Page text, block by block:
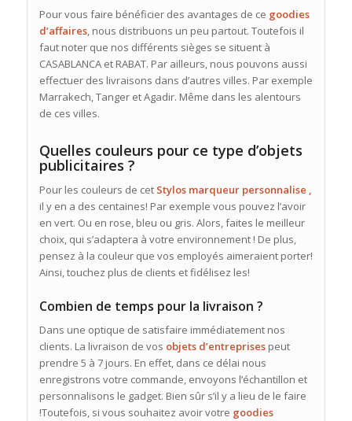
Pour vous faire bénéficier des avantages de ce goodies
d’affaires, nous distribuons un peu partout. Toutefois il
faut noter que nos différents sièges se situent à
CASABLANCA et RABAT. Par ailleurs, nous pouvons aussi
effectuer des livraisons dans d’autres villes. Par exemple
Marrakech, Tanger et Agadir. Même dans les alentours
de ces villes.
Quelles couleurs pour ce type d’objets
publicitaires ?
Pour les couleurs de cet Stylos marqueur personnalise ,
il y en a des centaines! Par exemple vous pouvez l’avoir
en vert. Ou en rose, bleu ou gris. Alors, faites le meilleur
choix, qui s’adaptera à votre environnement ! De plus,
pensez à la couleur que vos employés aimeraient porter!
Ainsi, touchez plus de clients et fidélisez les!
Combien de temps pour la livraison ?
Dans une optique de satisfaire immédiatement nos
clients. La livraison de vos objets d’entreprisespeut
prendre 5 à 7 jours. En effet, dans ce délai nous
enregistrons votre commande, envoyons l’échantillon et
personnalisons le gadget. Bien sûr s’il y a lieu de le faire
!Toutefois, si vous souhaitez avoir votre goodies